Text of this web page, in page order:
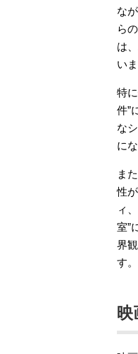
な
ら
は
いま
特
件”
な
に
ま
性
ィ
室”
界
す。
映